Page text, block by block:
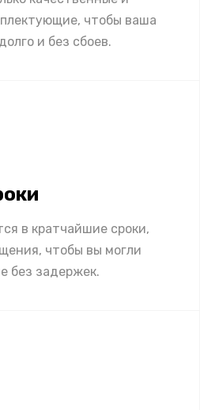
чтобы ваша
и без сбоев.
в кратчайшие сроки,
чтобы вы могли
без задержек.